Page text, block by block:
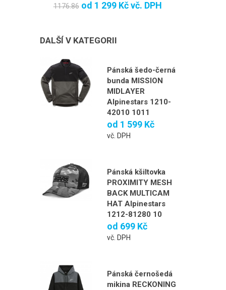
1176.86od 1 299 Kč vč. DPH
DALŠÍ V KATEGORII
Pánská šedo-černá
bunda MISSION
MIDLAYER
Alpinestars 1210-
42010 1011
od 1 599 Kč
vč. DPH
Pánská kšiltovka
PROXIMITY MESH
BACK MULTICAM
HAT Alpinestars
1212-81280 10
od 699 Kč
vč. DPH
Pánská černošedá
mikina RECKONING